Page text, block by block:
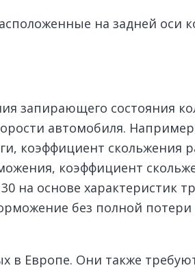
на задней оси
запирающего состояния
автомобиля.
коэффициент скольжения
коэффициент
на основе характеристик
без полной потери
в Европе. Они также